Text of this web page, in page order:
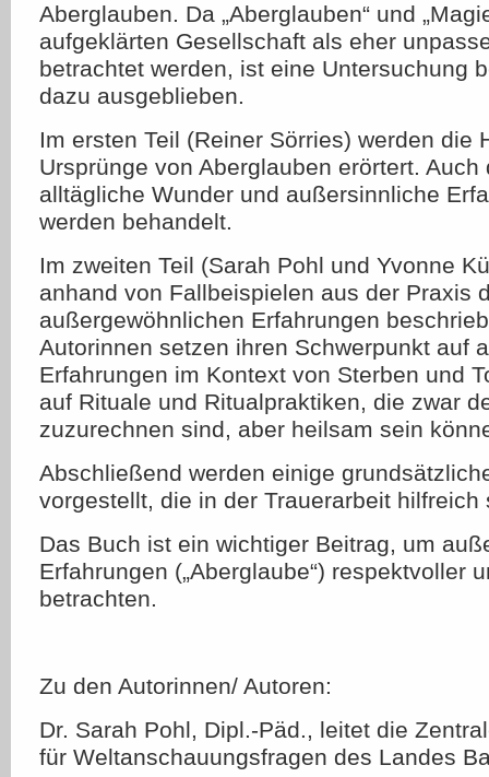
Aberglauben. Da „Aberglauben“ und
aufgeklärten Gesellschaft als eher
betrachtet werden, ist eine Untersuchung
dazu ausgeblieben.
Im ersten Teil (Reiner Sörries) werden die
Ursprünge von Aberglauben erörtert. Auch
alltägliche Wunder und außersinnliche
werden behandelt.
Im zweiten Teil (Sarah Pohl und Yvonne
anhand von Fallbeispielen aus der Praxis
außergewöhnlichen Erfahrungen
Autorinnen setzen ihren Schwerpunkt auf
Erfahrungen im Kontext von Sterben und
auf Rituale und Ritualpraktiken, die zwar
zuzurechnen sind, aber heilsam sein
Abschließend werden einige
vorgestellt, die in der Trauerarbeit hilfreich
Das Buch ist ein wichtiger Beitrag, um
Erfahrungen („Aberglaube“) respektvoller
betrachten.
Zu den Autorinnen/ Autoren:
Dr. Sarah Pohl, Dipl.-Päd., leitet die
für Weltanschauungsfragen des Landes